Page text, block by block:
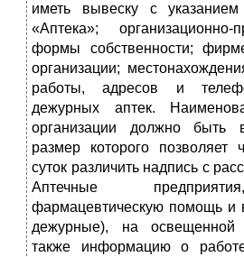
иметь вывеску с
«Аптека»;
формы собственности;
организации;
работы, адресов и
дежурных аптек.
организации должно быть
размер которого
суток различить надпись с
Аптечные
фармацевтическую помощь и
дежурные), на освещенной
также информацию о